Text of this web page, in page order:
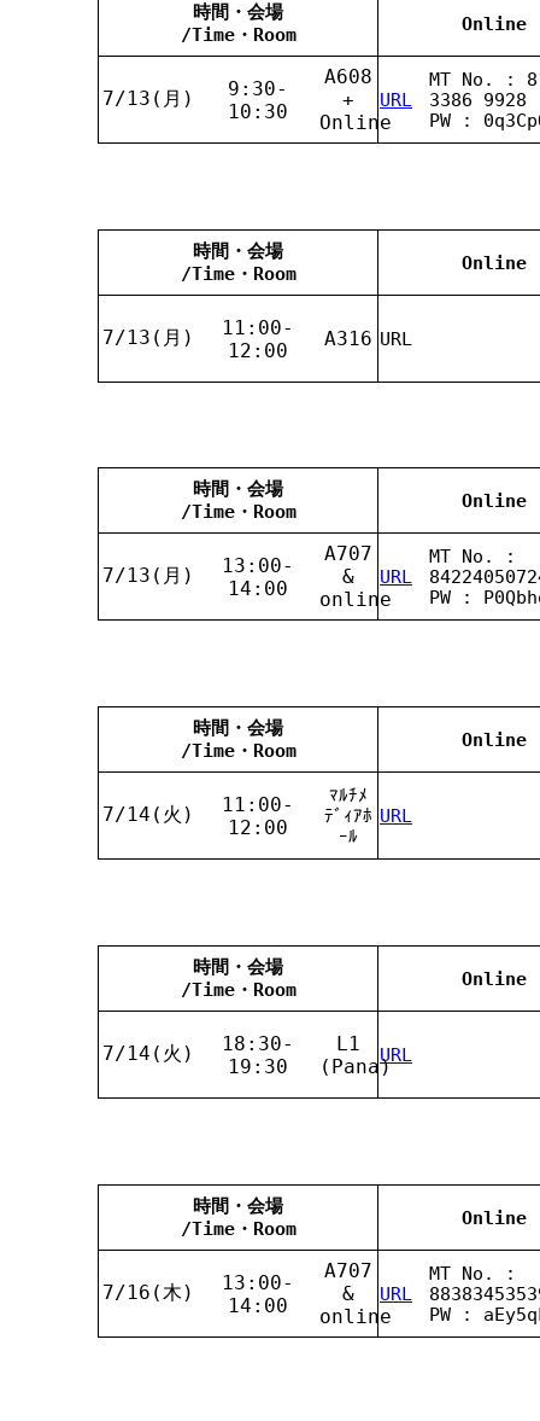
時間・会場
/Time・Room
Online
7/13(月)
9:30-
10:30
A608
+
Online
URL
MT No. :
3386 9928
PW :
時間・会場
/Time・Room
Online
7/13(月)
11:00-
12:00
A316 URL
時間・会場
/Time・Room
Online
7/13(月)
13:00-
14:00
A707
&
online
URL
MT No. :
PW :
時間・会場
/Time・Room
Online
7/14(火)
11:00-
12:00
ﾏﾙﾁﾒ
ﾃﾞｨｱﾎ
ｰﾙ
URL
時間・会場
/Time・Room
Online
7/14(火)
18:30-
19:30
L1
(Pana)
URL
時間・会場
/Time・Room
Online
7/16(木)
13:00-
14:00
A707
&
online
URL
MT No. :
PW :